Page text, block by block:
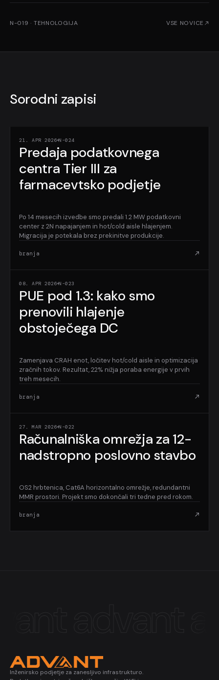
N-019 · TEHNOLOGIJA VSE NOVICE
Sorodni zapisi
21. APR 2026 N-024
Predaja podatkovnega
centra Tier III za
farmacevtsko podjetje
Po 14 mesecih izvedbe smo predali 1.2 MW podatkovni
center z 2N napajanjem in hot/cold aisle hlajenjem.
Migracija je potekala brez prekinitve produkcije.
branja
08. APR 2026 N-023
PUE pod 1.3: kako smo
prenovili hlajenje
obstoječega DC
Zamenjava CRAH enot, ločitev hot/cold aisle in optimizacija
zračnih tokov. Rezultat, 22% nižja poraba energije v prvih
treh mesecih.
branja
27. MAR 2026 N-022
Računalniška omrežja za 12-
nadstropno poslovno stavbo
OS2 hrbtenica, Cat6A horizontalno omrežje, redundantni
MMR prostori. Projekt smo dokončali tri tedne pred rokom.
branja
Inženirsko podjetje za zanesljivo infrastrukturo.